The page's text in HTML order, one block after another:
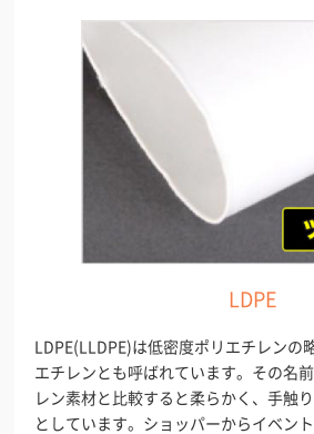
LDPE
LDPE(LLDPE)は低密度ポリエチレンの
エチレンとも呼ばれています。その名
レン素材と比較すると柔らかく、手触
としています。ショッパーからイベン